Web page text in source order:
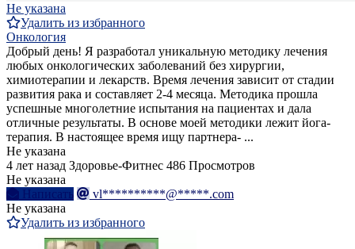
Не указана
Удалить из избранного
Онкология
Добрый день! Я разработал уникальную методику лечения
любых онкологических заболеваний без хирургии,
химиотерапии и лекарств. Время лечения зависит от стадии
развития рака и составляет 2-4 месяца. Методика прошла
успешные многолетние испытания на пациентах и дала
отличные результаты. В основе моей методики лежит йога-
терапия. В настоящее время ищу партнера- ...
Не указана
4 лет назад Здоровье-Фитнес 486 Просмотров
Не указана
Написать
vl**********@*****.com
Не указана
Удалить из избранного